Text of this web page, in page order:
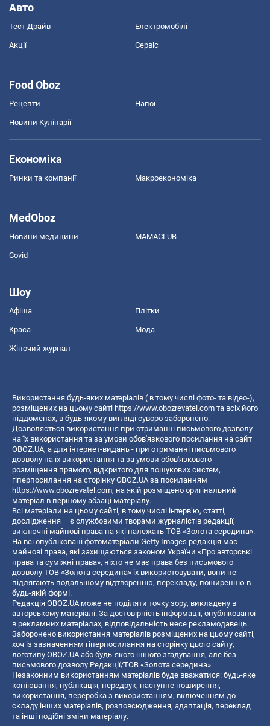
Авто
Тест Драйв Електромобілі
Акції Сервіс
Food Oboz
Рецепти Напої
Новини Кулінарії
Економіка
Ринки та компанії Макроекономіка
MedOboz
Новини медицини MAMACLUB
Covid
Шоу
Афіша Плітки
Краса Мода
Жіночий журнал
Використання будь-яких матеріалів ( в тому числі фото- та відео-),
розміщених на цьому сайті https://www.obozrevatel.com та всіх його
піддоменах, в будь-якому вигляді суворо заборонено.
Дозволяється використання при отриманні письмового дозволу
на їх використання та за умови обов'язкового посилання на сайт
OBOZ.UA, а для інтернет-видань - при отриманні письмового
дозволу на їх використання та за умови обов'язкового
розміщення прямого, відкритого для пошукових систем,
гіперпосилання на сторінку OBOZ.UA за посиланням
https://www.obozrevatel.com, на якій розміщено оригінальний
матеріал в першому абзаці матеріалу.
Всі матеріали на цьому сайті, в тому числі інтерв’ю, статті,
дослідження – є службовими творами журналістів редакції,
виключні майнові права на які належать ТОВ «Золота середина».
На всі опубліковані фотоматеріали Getty Images редакція має
майнові права, які захищаються законом України «Про авторські
права та суміжні права», ніхто не має права без письмового
дозволу ТОВ «Золота середина» їх використовувати, вони не
підлягають подальшому відтворенню, перекладу, поширенню в
будь-якій формі.
Редакція OBOZ.UA може не поділяти точку зору, викладену в
авторському матеріалі. За достовірність інформації, опублікованої
в рекламних матеріалах, відповідальність несе рекламодавець.
Заборонено використання матеріалів розміщених на цьому сайті,
хоч із зазначенням гіперпосилання на сторінку цього сайту,
логотипу OBOZ.UA або будь-якого іншого згадування, але без
письмового дозволу Редакції/ТОВ «Золота середина»
Незаконним використанням матеріалів буде вважатися: будь-яке
копiювання, публiкацiя, передрук, наступне поширення,
використання, переробка з використанням, включенням до
складу інших матеріалів, розповсюдження, адаптація, переклад
та інші подібні зміни матеріалу.